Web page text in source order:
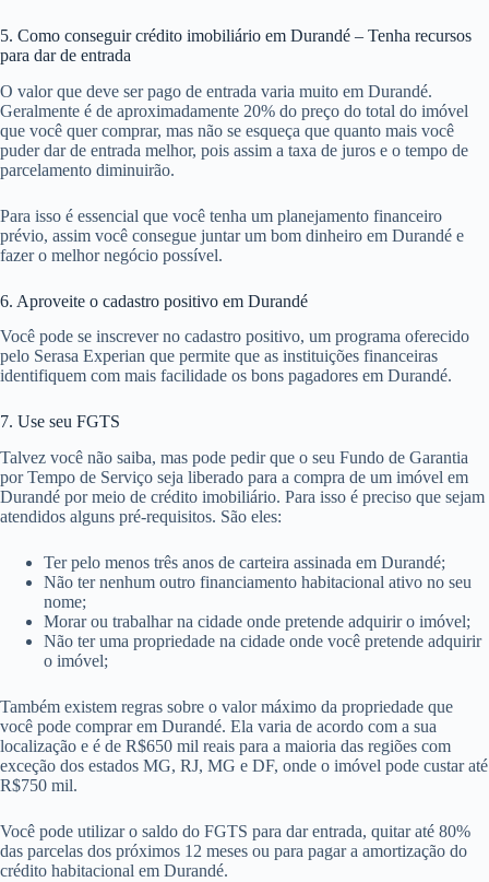
5. Como conseguir crédito imobiliário em Durandé – Tenha recursos
para dar de entrada
O valor que deve ser pago de entrada varia muito em Durandé.
Geralmente é de aproximadamente 20% do preço do total do imóvel
que você quer comprar, mas não se esqueça que quanto mais você
puder dar de entrada melhor, pois assim a taxa de juros e o tempo de
parcelamento diminuirão.
Para isso é essencial que você tenha um planejamento financeiro
prévio, assim você consegue juntar um bom dinheiro em Durandé e
fazer o melhor negócio possível.
6. Aproveite o cadastro positivo em Durandé
Você pode se inscrever no cadastro positivo, um programa oferecido
pelo Serasa Experian que permite que as instituições financeiras
identifiquem com mais facilidade os bons pagadores em Durandé.
7. Use seu FGTS
Talvez você não saiba, mas pode pedir que o seu Fundo de Garantia
por Tempo de Serviço seja liberado para a compra de um imóvel em
Durandé por meio de crédito imobiliário. Para isso é preciso que sejam
atendidos alguns pré-requisitos. São eles:
Ter pelo menos três anos de carteira assinada em Durandé;
Não ter nenhum outro financiamento habitacional ativo no seu
nome;
Morar ou trabalhar na cidade onde pretende adquirir o imóvel;
Não ter uma propriedade na cidade onde você pretende adquirir
o imóvel;
Também existem regras sobre o valor máximo da propriedade que
você pode comprar em Durandé. Ela varia de acordo com a sua
localização e é de R$650 mil reais para a maioria das regiões com
exceção dos estados MG, RJ, MG e DF, onde o imóvel pode custar até
R$750 mil.
Você pode utilizar o saldo do FGTS para dar entrada, quitar até 80%
das parcelas dos próximos 12 meses ou para pagar a amortização do
crédito habitacional em Durandé.